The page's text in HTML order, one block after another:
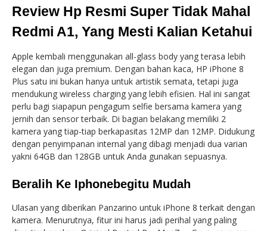
Review Hp Resmi Super Tidak Mahal
Redmi A1, Yang Mesti Kalian Ketahui
Apple kembali menggunakan all-glass body yang terasa lebih
elegan dan juga premium. Dengan bahan kaca, HP iPhone 8
Plus satu ini bukan hanya untuk artistik semata, tetapi juga
mendukung wireless charging yang lebih efisien. Hal ini sangat
perlu bagi siapapun pengagum selfie bersama kamera yang
jernih dan sensor terbaik. Di bagian belakang memiliki 2
kamera yang tiap-tiap berkapasitas 12MP dan 12MP. Didukung
dengan penyimpanan internal yang dibagi menjadi dua varian
yakni 64GB dan 128GB untuk Anda gunakan sepuasnya.
Beralih Ke Iphonebegitu Mudah
Ulasan yang diberikan Panzarino untuk iPhone 8 terkait dengan
kamera. Menurutnya, fitur ini harus jadi perihal yang paling